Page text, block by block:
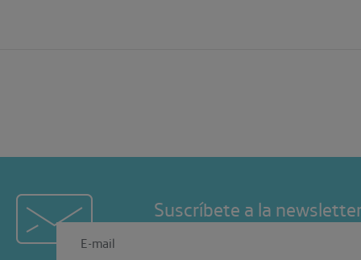
Suscríbete a la